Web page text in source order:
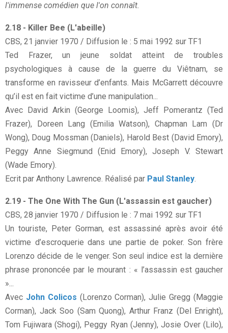
l'immense comédien que l'on connaît.
2.18 - Killer Bee (L'abeille)
CBS, 21 janvier 1970 / Diffusion le : 5 mai 1992 sur TF1
Ted Frazer, un jeune soldat atteint de troubles
psychologiques à cause de la guerre du Viêtnam, se
transforme en ravisseur d’enfants. Mais McGarrett découvre
qu’il est en fait victime d’une manipulation...
Avec David Arkin (George Loomis), Jeff Pomerantz (Ted
Frazer), Doreen Lang (Emilia Watson), Chapman Lam (Dr
Wong), Doug Mossman (Daniels), Harold Best (David Emory),
Peggy Anne Siegmund (Enid Emory), Joseph V. Stewart
(Wade Emory).
Ecrit par Anthony Lawrence. Réalisé par Paul Stanley.
2.19 - The One With The Gun (L'assassin est gaucher)
CBS, 28 janvier 1970 / Diffusion le : 7 mai 1992 sur TF1
Un touriste, Peter Gorman, est assassiné après avoir été
victime d’escroquerie dans une partie de poker. Son frère
Lorenzo décide de le venger. Son seul indice est la dernière
phrase prononcée par le mourant : « l’assassin est gaucher
»...
Avec John Colicos (Lorenzo Corman), Julie Gregg (Maggie
Corman), Jack Soo (Sam Quong), Arthur Franz (Del Enright),
Tom Fujiwara (Shogi), Peggy Ryan (Jenny), Josie Over (Lilo),